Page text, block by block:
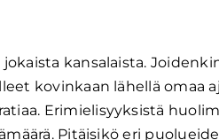
kansalaista.
kovinkaan lähellä omaa
Erimielisyyksistä
Pitäisikö eri